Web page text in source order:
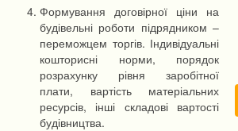
Формування договірної ціни на
будівельні роботи підрядником –
переможцем торгів. Індивідуальні
кошторисні норми, порядок
розрахунку рівня заробітної
плати, вартість матеріальних
ресурсів, інші складові вартості
будівництва.